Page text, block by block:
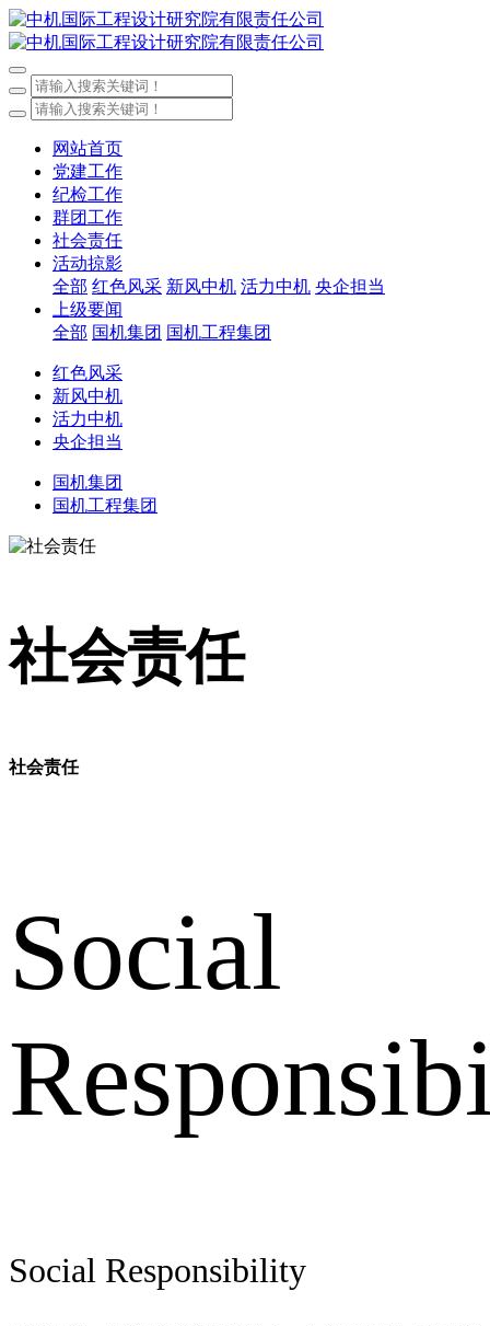
网站首页
党建工作
纪检工作
群团工作
社会责任
活动掠影
全部 红色风采 新风中机 活力中机 央企担当
上级要闻
全部 国机集团 国机工程集团
红色风采
新风中机
活力中机
央企担当
国机集团
国机工程集团
社会责任
社会责任
Social
Social Responsibility